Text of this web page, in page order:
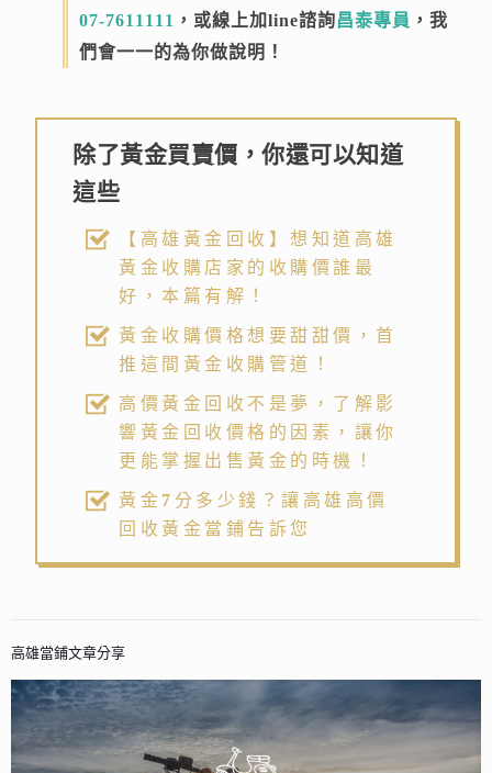
07-7611111 ，或線上加line諮詢昌泰專員 ，我
們會一一的為你做說明！
除了黃金買賣價，你還可以知道
這些
【高雄黃金回收】想知道高雄
黃金收購店家的收購價誰最
好，本篇有解！
黃金收購價格想要甜甜價，首
推這間黃金收購管道！
高價黃金回收不是夢，了解影
響黃金回收價格的因素，讓你
更能掌握出售黃金的時機！
黃金7分多少錢？讓高雄高價
回收黃金當鋪告訴您
高雄當鋪文章分享